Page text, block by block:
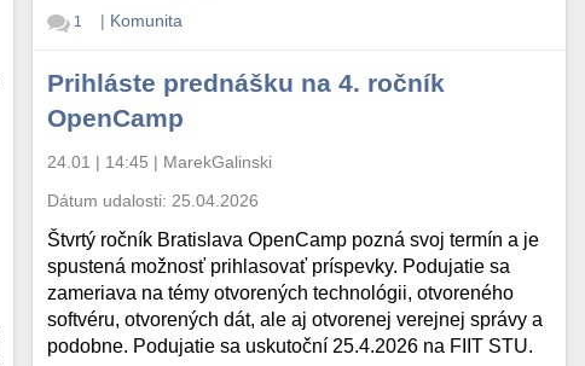
1 | Komunita
Prihláste prednášku na 4. ročník
OpenCamp
24.01 | 14:45 | MarekGalinski
Dátum udalosti: 25.04.2026
Štvrtý ročník Bratislava OpenCamp pozná svoj termín a je
spustená možnosť prihlasovať príspevky. Podujatie sa
zameriava na témy otvorených technológii, otvoreného
softvéru, otvorených dát, ale aj otvorenej verejnej správy a
podobne. Podujatie sa uskutoční 25.4.2026 na FIIT STU.